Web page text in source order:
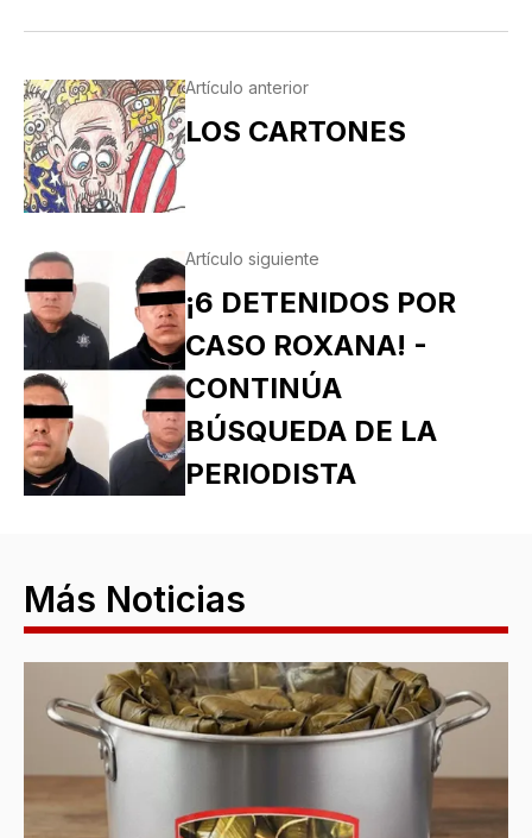
Artículo anterior
LOS CARTONES
Artículo siguiente
¡6 DETENIDOS POR
CASO ROXANA! -
CONTINÚA
BÚSQUEDA DE LA
PERIODISTA
Más Noticias